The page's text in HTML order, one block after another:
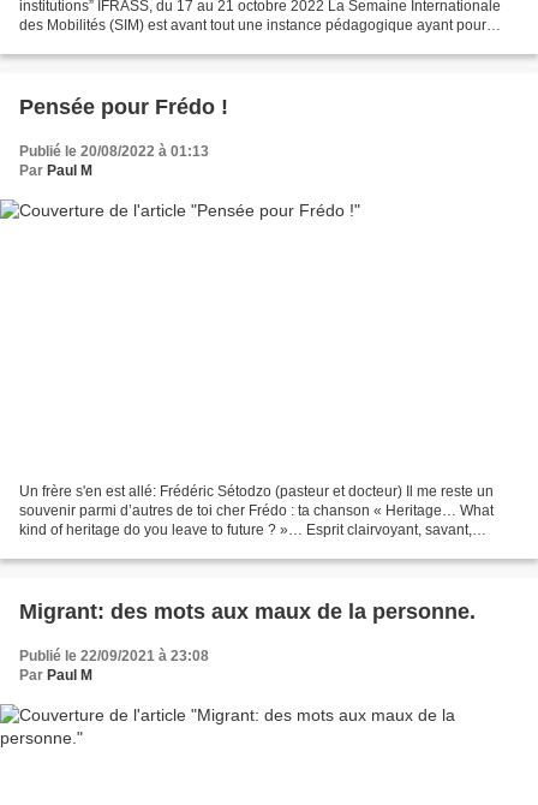
institutions” IFRASS, du 17 au 21 octobre 2022 La Semaine Internationale
des Mobilités (SIM) est avant tout une instance pédagogique ayant pour
Pensée pour Frédo !
Publié le 20/08/2022 à 01:13
Par Paul M
Un frère s'en est allé: Frédéric Sétodzo (pasteur et docteur) Il me reste un
souvenir parmi d’autres de toi cher Frédo : ta chanson « Heritage… What
kind of heritage do you leave to future ? »… Esprit clairvoyant, savant,
Migrant: des mots aux maux de la personne.
Publié le 22/09/2021 à 23:08
Par Paul M